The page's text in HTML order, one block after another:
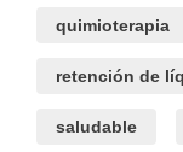
quimioterapia
retención de
saludable